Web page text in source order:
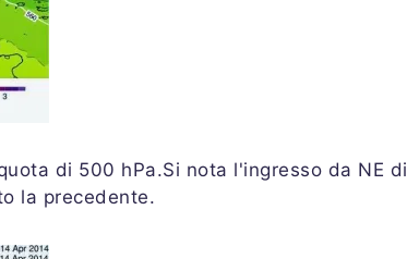
di 500 hPa.Si nota l'ingresso da NE di
la precedente.